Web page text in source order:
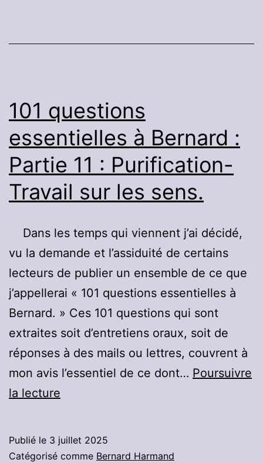
de
se
concentrer
sur
le
!
101 questions
essentielles à Bernard :
Partie 11 : Purification-
Travail sur les sens.
Dans les temps qui viennent j’ai décidé,
vu la demande et l’assiduité de certains
lecteurs de publier un ensemble de ce que
j’appellerai « 101 questions essentielles à
Bernard. » Ces 101 questions qui sont
extraites soit d’entretiens oraux, soit de
réponses à des mails ou lettres, couvrent à
mon avis l’essentiel de ce dont… Poursuivre
la lecture
à
Publié le 3 juillet 2025
Catégorisé comme Bernard Harmand